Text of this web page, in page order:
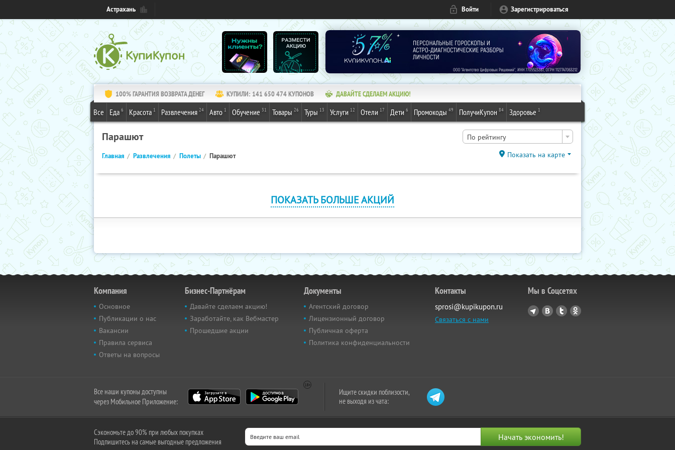
Астрахань Войти Зарегистрироваться
100% ГАРАНТИЯ ВОЗВРАТА ДЕНЕГ КУПИЛИ: 141 650 474КУПОНОВ ДАВАЙТЕ СДЕЛАЕМ АКЦИЮ!
Все Еда 6 Красота 1 Развлечения 24 Авто 1 Обучение 31 Товары 26 Туры 13 Услуги 12 Отели 17 Дети 6 Промокоды 49 ПолучиКупон 84 Здоровье 1
Парашют По рейтингу
Главная Развлечения Полеты Парашют Показать на карте
ПОКАЗАТЬ БОЛЬШЕ АКЦИЙ
Компания
Основное
Публикации о нас
Вакансии
Правила сервиса
Ответы на вопросы
Бизнес-Партнёрам
Давайте сделаем акцию!
Заработайте, как Вебмастер
Прошедшие акции
Документы
Агентский договор
Лицензионный договор
Публичная оферта
Политика конфиденциальности
Контакты
sprosi@kupikupon.ru
Связаться с нами
Мы в Соцсетях
Все наши купоны доступны
через Мобильное Приложение:
Ищите скидки поблизости,
не выходя из чата:
Сэкономьте до 90% при любых покупках
Подпишитесь на самые выгодные предложения